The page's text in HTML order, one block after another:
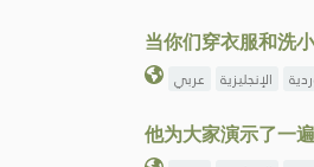
当你们穿衣服和洗
عربي الإنجليزية
他为大家演示了一